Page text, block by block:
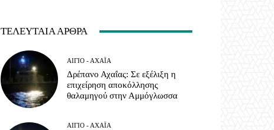
ΤΕΛΕΥΤΑΊΑ ΆΡΘΡΑ
ΑΊΓΙΟ - ΑΧΑΪ́Α
Δρέπανο Αχαΐας: Σε εξέλιξη η
επιχείρηση αποκόλλησης
θαλαμηγού στην Αμμόγλωσσα
ΑΊΓΙΟ - ΑΧΑΪ́Α